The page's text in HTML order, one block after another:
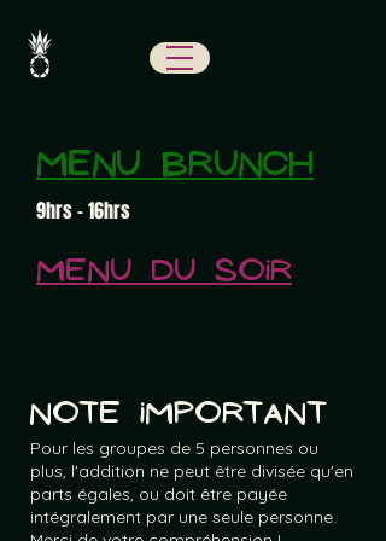
Menu brunch
9hrs - 16hrs
Menu du soir
Note important
Pour les groupes de 5 personnes ou
plus, l'addition ne peut être divisée qu'en
parts égales, ou doit être payée
intégralement par une seule personne.